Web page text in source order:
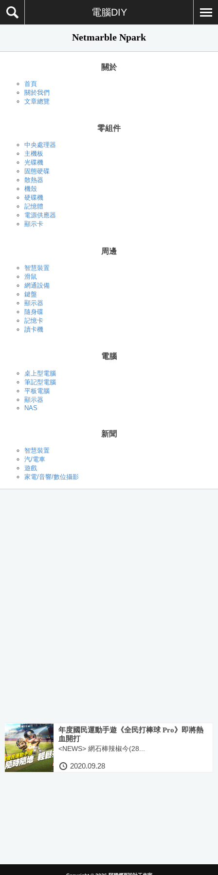
電腦DIY
Netmarble Npark
關於
首頁
關於我們
文章總覽
零組件
中央處理器
主機板
光碟機
固態硬碟
散熱器
機殼
硬碟機
記憶體
電源供應器
顯示卡
周邊
智慧裝置
滑鼠
網通設備
鍵盤
顯示器
隨身碟
記憶卡
讀卡機
電腦
桌上型電腦
筆記型電腦
平板電腦
顯示器
NAS
新聞
智慧裝置
汽/電車
遊戲
家電/音響/數位攝影
年度國民運動手遊《全民打棒球 Pro》即將熱
血開打
<NEWS> 網石棒辣椒今(28...
2020.09.28